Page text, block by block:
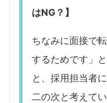
はNG？】
ちなみに面接で
するためです」
と、採用担当者
二の次と考えて